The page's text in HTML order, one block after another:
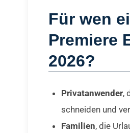
Für wen
Premiere
2026?
Privatanwender,
schneiden und
Familien, die